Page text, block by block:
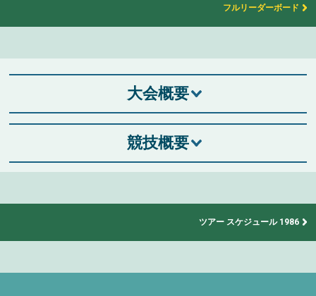
フルリーダーボード
大会概要
競技概要
ツアー スケジュール 1986